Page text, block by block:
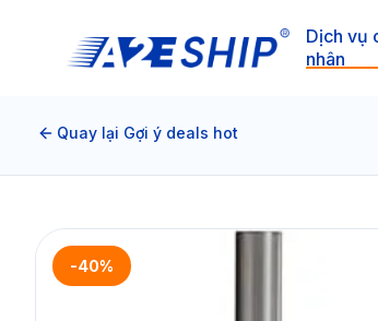
Dịch vụ
nhân
Quay lại Gợi ý deals hot
-40%